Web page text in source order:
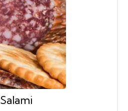
Salami